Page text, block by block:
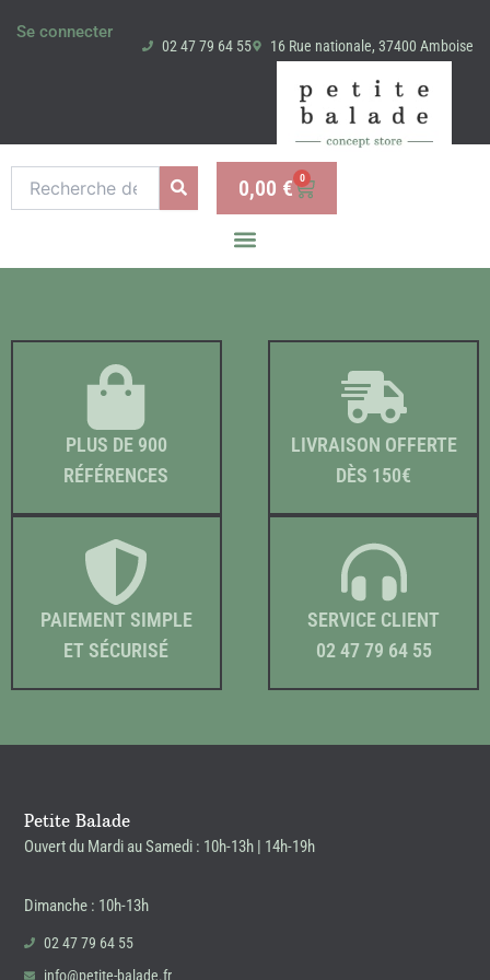
Se connecter
02 47 79 64 55 16 Rue nationale, 37400 Amboise
pour :
0,00 € 0
Panier
PLUS DE 900
RÉFÉRENCES
LIVRAISON OFFERTE
DÈS 150€
PAIEMENT SIMPLE
ET SÉCURISÉ
SERVICE CLIENT
02 47 79 64 55
Petite Balade
Ouvert du Mardi au Samedi : 10h-13h | 14h-19h
Dimanche : 10h-13h
02 47 79 64 55
info@petite-balade.fr